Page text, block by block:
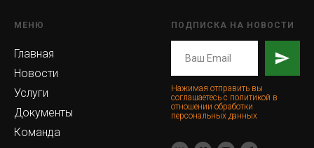
МЕНЮ
Главная
Новости
Услуги
Документы
Команда
ПОДПИСКА НА НОВОСТИ
Нажимая отправить вы
соглашаетесь с политикой в
отношении обработки
персональных данных